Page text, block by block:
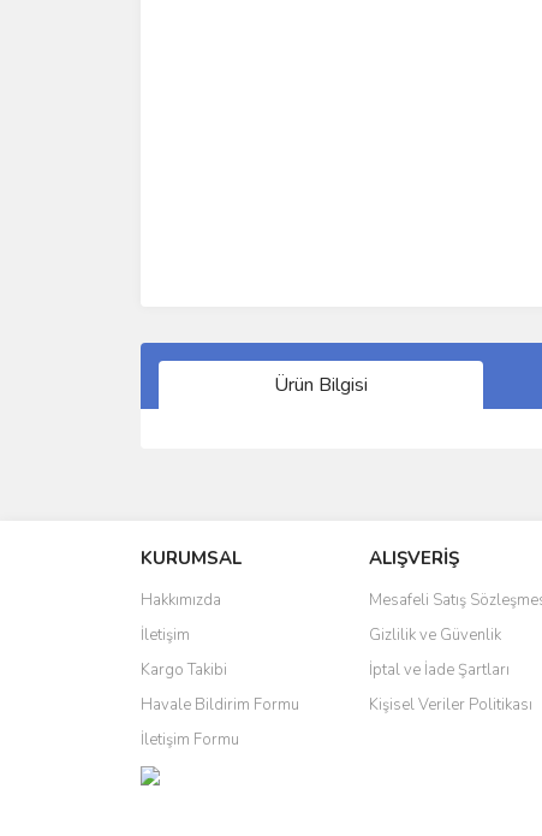
Ürün Bilgisi
Ürün resmi kalitesiz, bozuk veya görüntülenemiyor.
Ürün açıklamasında eksik bilgiler bulunuyor.
Ürün bilgilerinde hatalar bulunuyor.
Ürün fiyatı diğer sitelerden daha pahalı.
Bu ürüne benzer farklı alternatifler olmalı.
KURUMSAL
Hakkımızda
İletişim
Kargo Takibi
Havale Bildirim Formu
İletişim Formu
ALIŞVERİŞ
Mesafeli Satış
Gizlilik ve Güvenlik
İptal ve İade Şartları
Kişisel Veriler Politikası